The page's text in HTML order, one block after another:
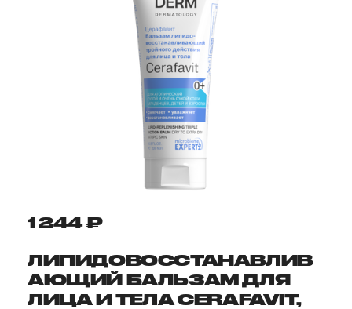
1 244 ₽
ЛИПИДОВОССТАНАВЛИВ
АЮЩИЙ БАЛЬЗАМ ДЛЯ
ЛИЦА И ТЕЛА CERAFAVIT,